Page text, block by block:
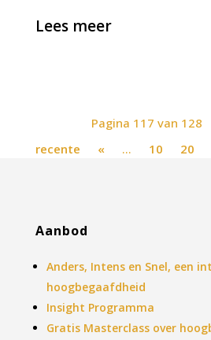
Lees meer
Pagina 117 van 128
recente
« ... 10 20
Aanbod
Anders, Intens en Snel, een
hoogbegaafdheid
Insight Programma
Gratis Masterclass over